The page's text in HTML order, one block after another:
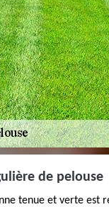
de pelouse
tenue et verte est